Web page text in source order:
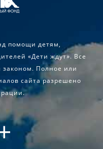
помощи детям,
«Дети ждут». Все
Полное или
сайта разрешено